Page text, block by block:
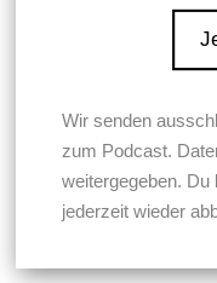
Wir senden
zum Podcast.
weitergegeben.
jederzeit wieder